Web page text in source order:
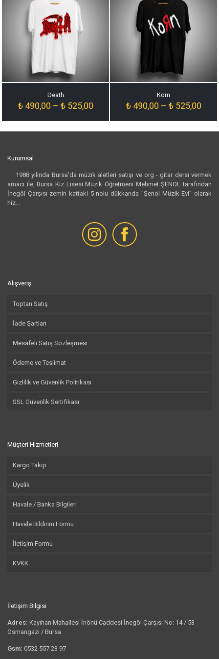
Death
₺490,00 – ₺525,00Fiyat
₺ 490,00
-
Korn
₺490,00 – ₺525,00Fiyat
₺
-
Kurumsal
1988 yılında Bursa’da müzik aletleri satışı ve org - gitar dersi vermek
amacı ile, Bursa Kız Lisesi Müzik Öğretmeni Mehmet ŞENOL tarafından
İnegöl Çarşısı zemin kattaki 5 nolu dükkanda "Şenol Müzik Evi” olarak
hiz...
Alışveriş
Toptan Satış
İade Şartları
Mesafeli Satış Sözleşmesi
Ödeme ve Teslimat
Gizlilik ve Güvenlik Politikası
SSL Güvenlik Sertifikası
Müşteri Hizmetleri
Kargo Takip
Üyelik
Havale / Banka Bilgileri
Havale Bildirim Formu
İletişim Formu
KVKK
İletişim Bilgisi
Adres: Kayıhan Mahallesi İnönü Caddesi İnegöl Çarşısı No: 14 / 53
Osmangazi / Bursa
Gsm: 0532 557 23 97